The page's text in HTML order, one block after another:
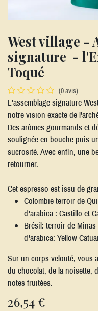
West village -
signature -
Toqué
(0 avis)
L'assemblage signature
notre vision exacte de
Des arômes gourmands et
soulignée en bouche puis
sucrosité. Avec enfin, une
retourner.
Cet espresso est issu de
Colombie terroir de
d'arabica : Castillo et
Brésil: terroir de Minas
d'arabica: Yellow
Sur un corps velouté, vous
du chocolat, de la noisette,
notes fruitées.
26,54 €